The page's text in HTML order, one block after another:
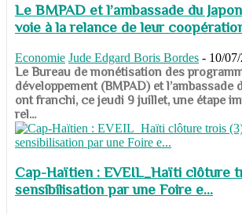
Le BMPAD et l’ambassade du
voie à la relance de leur
Economie Jude Edgard Boris Bordes - 10/
​​​​​​​Le Bureau de monétisation des
développement (BMPAD) et l’ambassade
ont franchi, ce jeudi 9 juillet, une étape
rel...
Cap-Haïtien : EVEIL_Haïti clôture
sensibilisation par une Foire e...